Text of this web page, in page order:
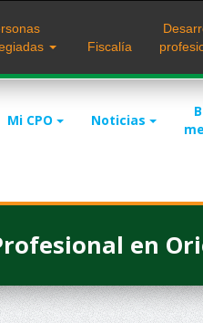
Fiscalía
Mi CPO Noticias
en